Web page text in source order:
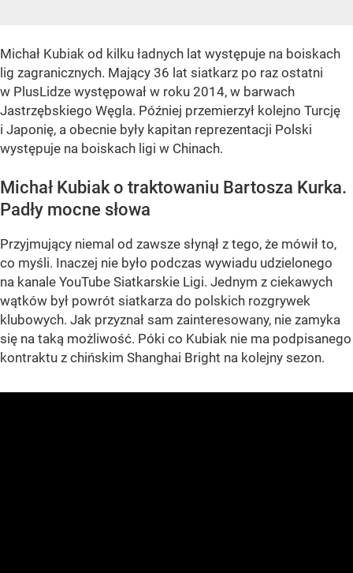
Michał Kubiak od kilku ładnych lat występuje na boiskach
lig zagranicznych. Mający 36 lat siatkarz po raz ostatni
w PlusLidze występował w roku 2014, w barwach
Jastrzębskiego Węgla. Później przemierzył kolejno Turcję
i Japonię, a obecnie były kapitan reprezentacji Polski
występuje na boiskach ligi w Chinach.
Michał Kubiak o traktowaniu Bartosza Kurka.
Padły mocne słowa
Przyjmujący niemal od zawsze słynął z tego, że mówił to,
co myśli. Inaczej nie było podczas wywiadu udzielonego
na kanale YouTube Siatkarskie Ligi. Jednym z ciekawych
wątków był powrót siatkarza do polskich rozgrywek
klubowych. Jak przyznał sam zainteresowany, nie zamyka
się na taką możliwość. Póki co Kubiak nie ma podpisanego
kontraktu z chińskim Shanghai Bright na kolejny sezon.